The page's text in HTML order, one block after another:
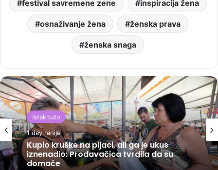
festival savremene zene inspiracija žena
osnaživanje žena ženska prava
ženska snaga
Istaknuto
1 day ranije
Kupio kruške na pijaci, ali ga je ukus
iznenadio: Prodavačica tvrdila da su
domaće